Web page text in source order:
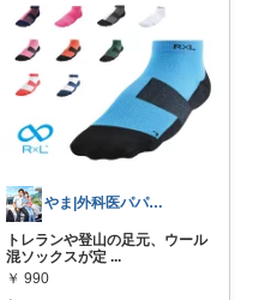
やま|外科医パパ、看護師ママ、娘
トレランや登山の足元、ウール
混ソックスが定 ...
￥ 990